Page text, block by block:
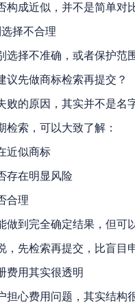
构成近似，并不是简单对
择不合理
选择不准确，或者保护范
议先做商标检索再提交？
败的原因，其实并不是名
检索，可以大致了解：
近似商标
存在明显风险
合理
做到完全确定结果，但可
，先检索再提交，比盲目
费用其实很透明
担心费用问题，其实结构